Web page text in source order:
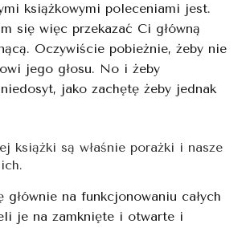
książkowymi poleceniami jest.
się więc przekazać Ci główną
Oczywiście pobieżnie, żeby nie
jego głosu. No i żeby
jako zachętę żeby jednak
książki są właśnie porażki i nasze
głównie na funkcjonowaniu całych
je na zamknięte i otwarte i